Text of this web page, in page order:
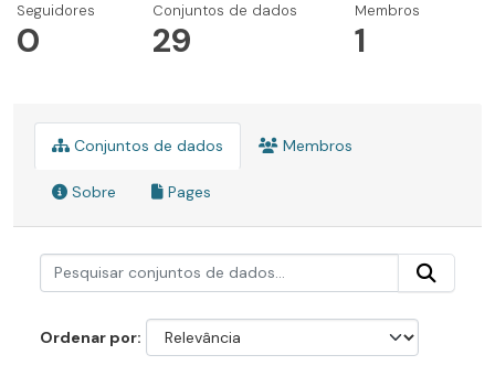
Seguidores
0
Conjuntos de dados
29
Membros
1
Conjuntos de dados Membros
Sobre Pages
Ordenar por